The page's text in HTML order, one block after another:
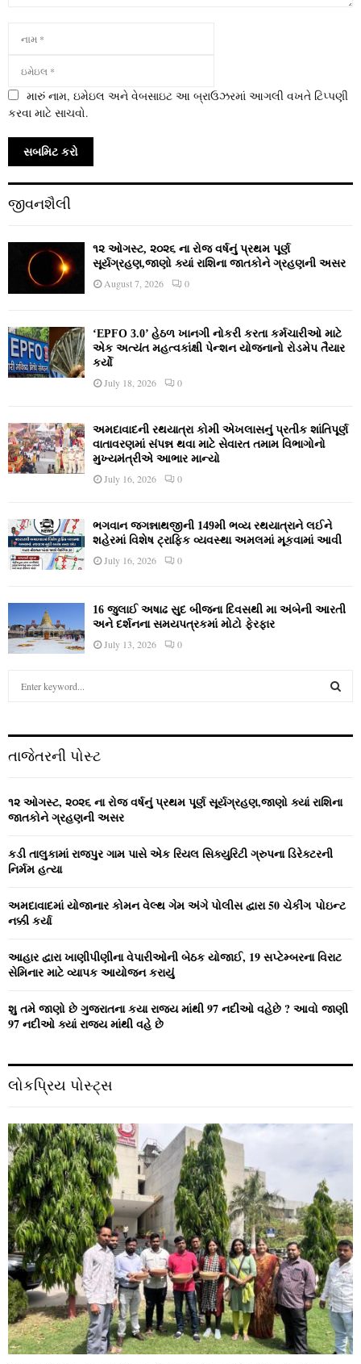
મારું નામ, ઇમેઇલ અને વેબસાઇટ આ બ્રાઉઝરમાં આગલી વખતે ટિપ્પણી
કરવા માટે સાચવો.
જીવનશૈલી
૧૨ ઓગસ્ટ, ૨૦૨૬ ના રોજ વર્ષનું પ્રથમ પૂર્ણ
સૂર્યગ્રહણ,જાણો ક્યાં રાશિના જાતકોને ગ્રહણની અસર
August 7, 2026 0
‘EPFO 3.0’ હેઠળ ખાનગી નોકરી કરતા કર્મચારીઓ માટે
એક અત્યંત મહત્વકાંક્ષી પેન્શન યોજનાનો રોડમેપ તૈયાર
કર્યો
July 18, 2026 0
અમદાવાદની રથયાત્રા કોમી એખલાસનું પ્રતીક શાંતિપૂર્ણ
વાતાવરણમાં સંપન્ન થવા માટે સેવારત તમામ વિભાગોનો
મુખ્યમંત્રીએ આભાર માન્યો
July 16, 2026 0
ભગવાન જગન્નાથજીની 149મી ભવ્ય રથયાત્રાને લઈને
શહેરમાં વિશેષ ટ્રાફિક વ્યવસ્થા અમલમાં મૂકવામાં આવી
July 16, 2026 0
16 જુલાઈ અષાઢ સુદ બીજના દિવસથી મા અંબેની આરતી
અને દર્શનના સમયપત્રકમાં મોટો ફેરફાર
July 13, 2026 0
h
o
r
C
તાજેતરની પોસ્ટ
૧૨ ઓગસ્ટ, ૨૦૨૬ ના રોજ વર્ષનું પ્રથમ પૂર્ણ સૂર્યગ્રહણ,જાણો ક્યાં રાશિના
જાતકોને ગ્રહણની અસર
કડી તાલુકામાં રાજપુર ગામ પાસે એક રિયલ સિક્યુરિટી ગ્રુપના ડિરેક્ટરની
નિર્મમ હત્યા
અમદાવાદમાં યોજાનાર કોમન વેલ્‍થ ગેમ અંગે પોલીસ દ્વારા 50 ચેકીંગ પોઇન્‍ટ
નક્કી કર્યા
આહાર દ્વારા ખાણીપીણીના વેપારીઓની બેઠક યોજાઈ, 19 સપ્ટેમ્બરના વિરાટ
સેમિનાર માટે વ્યાપક આયોજન કરાયું
શુ તમે જાણો છે ગુજરાતના કયા રાજ્ય માંથી 97 નદીઓ વહેછે ? આવો જાણી
97 નદીઓ ક્યાં રાજ્ય માંથી વહે છે
લોકપ્રિય પોસ્ટ્સ